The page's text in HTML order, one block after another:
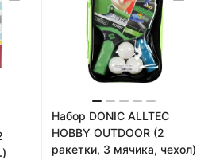
Набор DONIC ALLTEC
HOBBY OUTDOOR (2
ракетки, 3 мячика, чехол)